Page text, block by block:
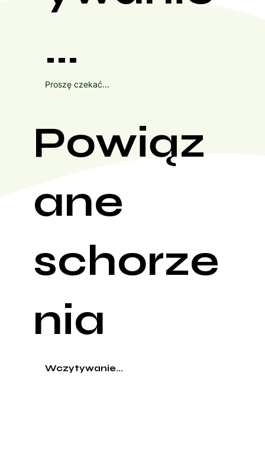
...
Proszę czekać...
Powiąz
ane
schorze
nia
Wczytywanie...